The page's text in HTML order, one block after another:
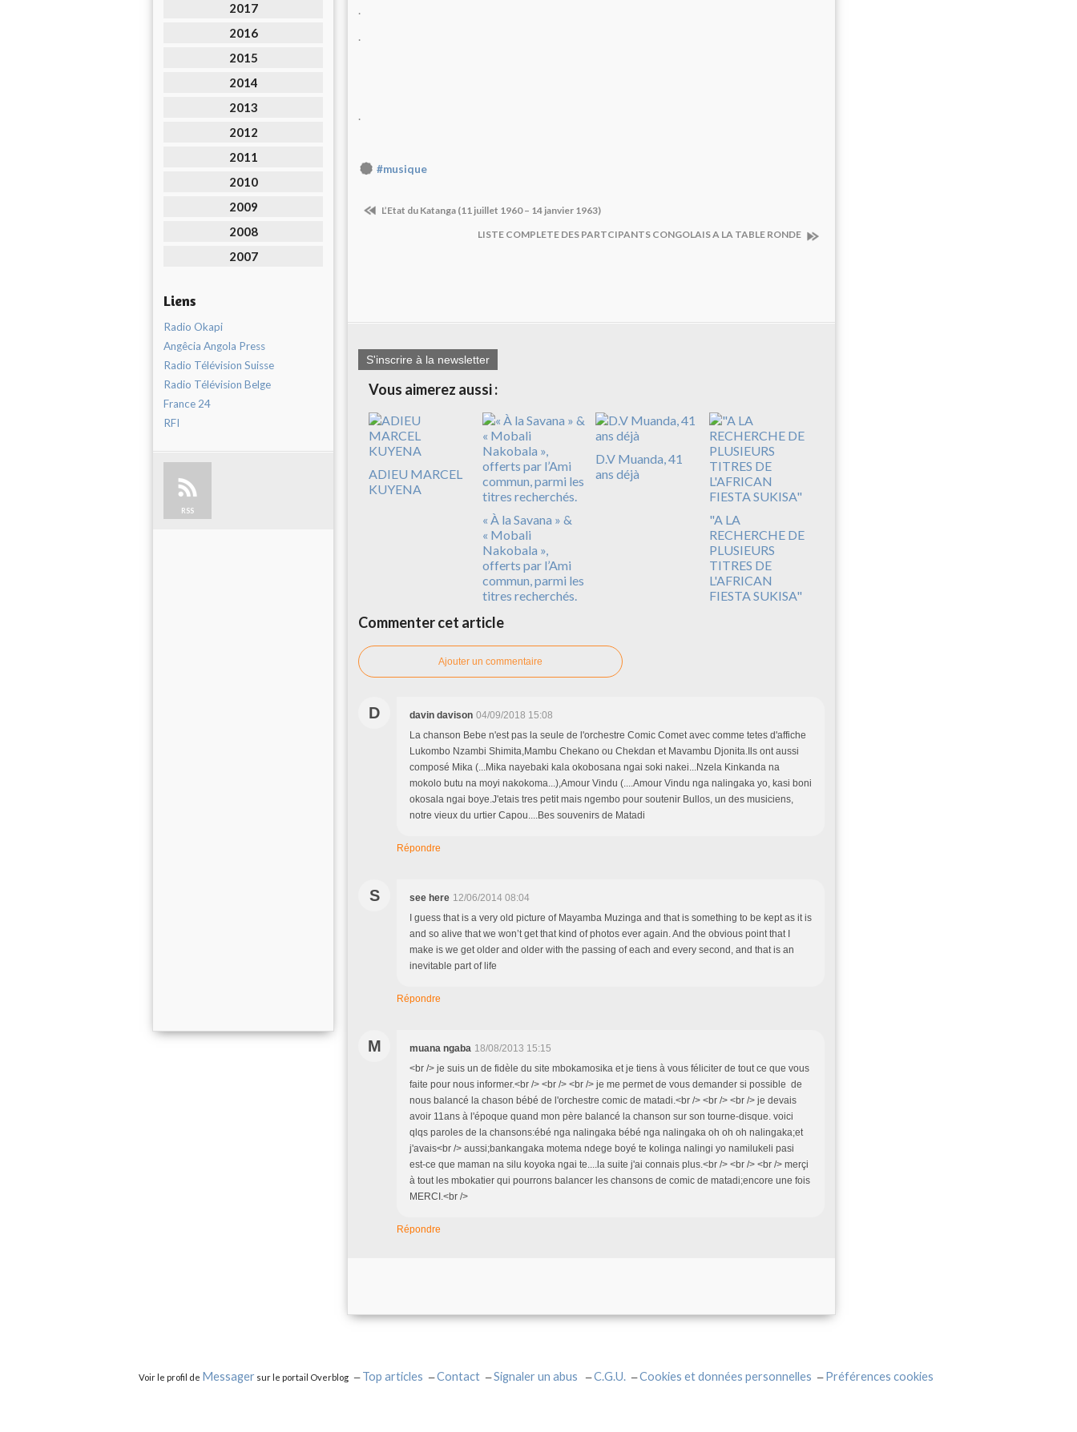
2017
2016
2015
2014
2013
2012
2011
2010
2009
2008
2007
Liens
Radio Okapi
Angêcia Angola Press
Radio Télévision Suisse
Radio Télévision Belge
France 24
RFI
RSS
.
.
.
#musique
L’Etat du Katanga (11 juillet 1960 – 14 janvier 1963)
LISTE COMPLETE DES PARTCIPANTS CONGOLAIS A LA TABLE RONDE
S'inscrire à la newsletter
Vous aimerez aussi :
ADIEU MARCEL
KUYENA
« À la Savana » &
« Mobali
Nakobala »,
offerts par l’Ami
commun, parmi les
titres recherchés.
D.V Muanda, 41
ans déjà
"A LA
RECHERCHE DE
PLUSIEURS
TITRES DE
L'AFRICAN
FIESTA SUKISA"
Commenter cet article
Ajouter un commentaire
D davin davison 04/09/2018 15:08
La chanson Bebe n'est pas la seule de l'orchestre Comic Comet avec comme tetes d'affiche
Lukombo Nzambi Shimita,Mambu Chekano ou Chekdan et Mavambu Djonita.Ils ont aussi
composé Mika (...Mika nayebaki kala okobosana ngai soki nakei...Nzela Kinkanda na
mokolo butu na moyi nakokoma...),Amour Vindu (....Amour Vindu nga nalingaka yo, kasi boni
okosala ngai boye.J'etais tres petit mais ngembo pour soutenir Bullos, un des musiciens,
notre vieux du urtier Capou....Bes souvenirs de Matadi
Répondre
S see here 12/06/2014 08:04
I guess that is a very old picture of Mayamba Muzinga and that is something to be kept as it is
and so alive that we won’t get that kind of photos ever again. And the obvious point that I
make is we get older and older with the passing of each and every second, and that is an
inevitable part of life
Répondre
M muana ngaba 18/08/2013 15:15
<br /> je suis un de fidèle du site mbokamosika et je tiens à vous féliciter de tout ce que vous
faite pour nous informer.<br /> <br /> <br /> je me permet de vous demander si possible de
nous balancé la chason bébé de l'orchestre comic de matadi.<br /> <br /> <br /> je devais
avoir 11ans à l'époque quand mon père balancé la chanson sur son tourne-disque. voici
qlqs paroles de la chansons:ébé nga nalingaka bébé nga nalingaka oh oh oh nalingaka;et
j'avais<br /> aussi;bankangaka motema ndege boyé te kolinga nalingi yo namilukeli pasi
est-ce que maman na silu koyoka ngai te....la suite j'ai connais plus.<br /> <br /> <br /> merçi
à tout les mbokatier qui pourrons balancer les chansons de comic de matadi;encore une fois
MERCI.<br />
Répondre
Voir le profil de Messager sur le portail Overblog Top articles Contact Signaler un abus C.G.U. Cookies et données personnelles Préférences cookies